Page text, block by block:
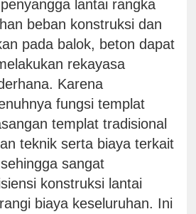
lantai rangka
beban konstruksi dan
pada balok, beton dapat
rekayasa
Karena
fungsi templat
templat tradisional
teknik serta biaya terkait
sangat
konstruksi lantai
biaya keseluruhan. Ini